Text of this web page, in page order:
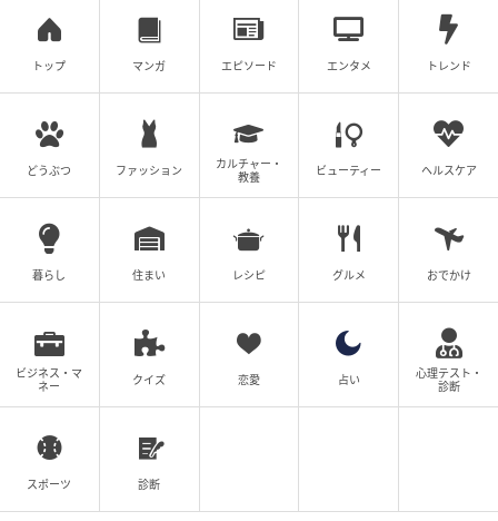
トップ マンガ エピソード エンタメ トレンド
どうぶつ ファッション
カルチャー・
教養
ビューティー ヘルスケア
暮らし 住まい レシピ グルメ おでかけ
ビジネス・マ
ネー
クイズ 恋愛 占い
心理テスト・
診断
スポーツ 診断